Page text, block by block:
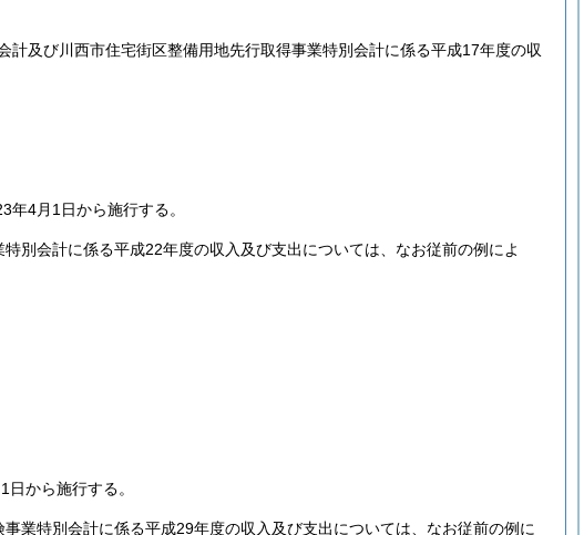
及び川西市住宅街区整備用地先行取得事業特別会計に係る平成17年度の収
年4月1日から施行する。
別会計に係る平成22年度の収入及び支出については、なお従前の例によ
から施行する。
業特別会計に係る平成29年度の収入及び支出については、なお従前の例に